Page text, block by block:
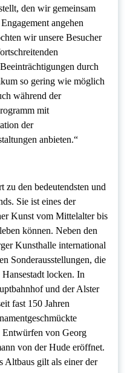
den wir gemeinsam
angehen
wir unsere Besucher
durch
so gering wie möglich
während der
mit
der
anbieten.“
den bedeutendsten und
Sie ist eines der
Kunst vom Mittelalter bis
können. Neben den
Kunsthalle international
Sonderausstellungen, die
locken. In
und der Alster
fast 150 Jahren
Entwürfen von Georg
von der Hude eröffnet.
Altbaus gilt als einer der